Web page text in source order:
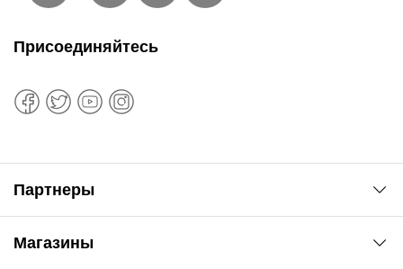
Магазины
Присоединяйтесь
Партнеры